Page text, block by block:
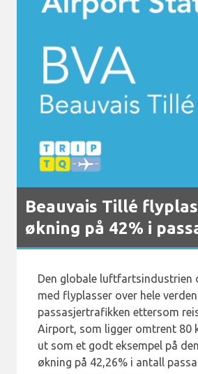
Beauvais Tillé
økning på 42% i
Den globale luftfartsindustrien
med flyplasser over hele
passasjertrafikken ettersom
Airport, som ligger omtrent 80
ut som et godt eksempel på
økning på 42,26% i antall